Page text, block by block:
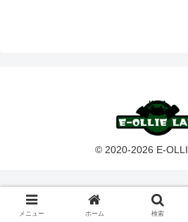
© 2020-2026 E-
メニュー ホーム 検索